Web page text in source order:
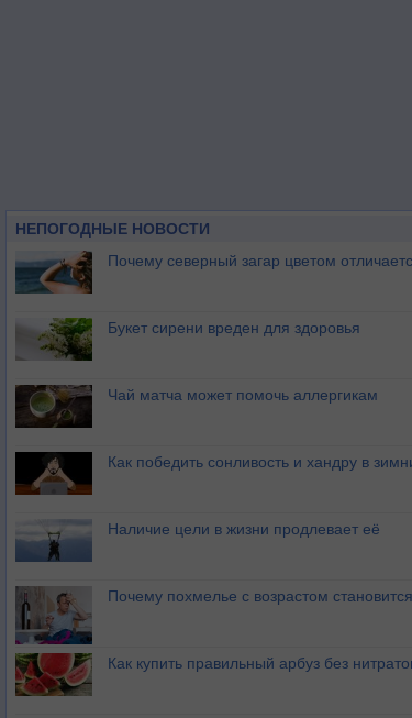
НЕПОГОДНЫЕ НОВОСТИ
Почему северный загар цветом
Букет сирени вреден для здоровья
Чай матча может помочь аллергикам
Как победить сонливость и хандру в
Наличие цели в жизни продлевает её
Почему похмелье с возрастом
Как купить правильный арбуз без